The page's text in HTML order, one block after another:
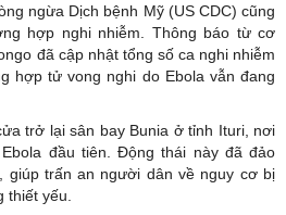
ngừa Dịch bệnh Mỹ (US CDC) cũng
hợp nghi nhiễm. Thông báo từ cơ
đã cập nhật tổng số ca nghi nhiễm
hợp tử vong nghi do Ebola vẫn đang
trở lại sân bay Bunia ở tỉnh Ituri, nơi
đầu tiên. Động thái này đã đảo
giúp trấn an người dân về nguy cơ bị
thiết yếu.